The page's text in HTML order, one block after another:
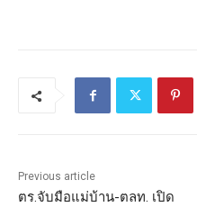
Previous article
ตร.จับมือแม่บ้าน-ตลท. เปิด